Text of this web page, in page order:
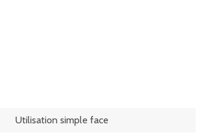
Utilisation simple face